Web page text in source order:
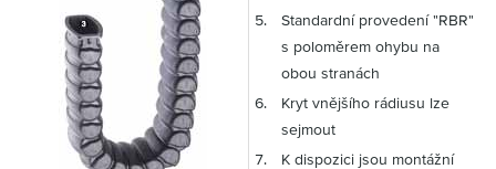
Standardní provedení "RBR"
s poloměrem ohybu na
obou stranách
Kryt vnějšího rádiusu lze
sejmout
K dispozici jsou montážní